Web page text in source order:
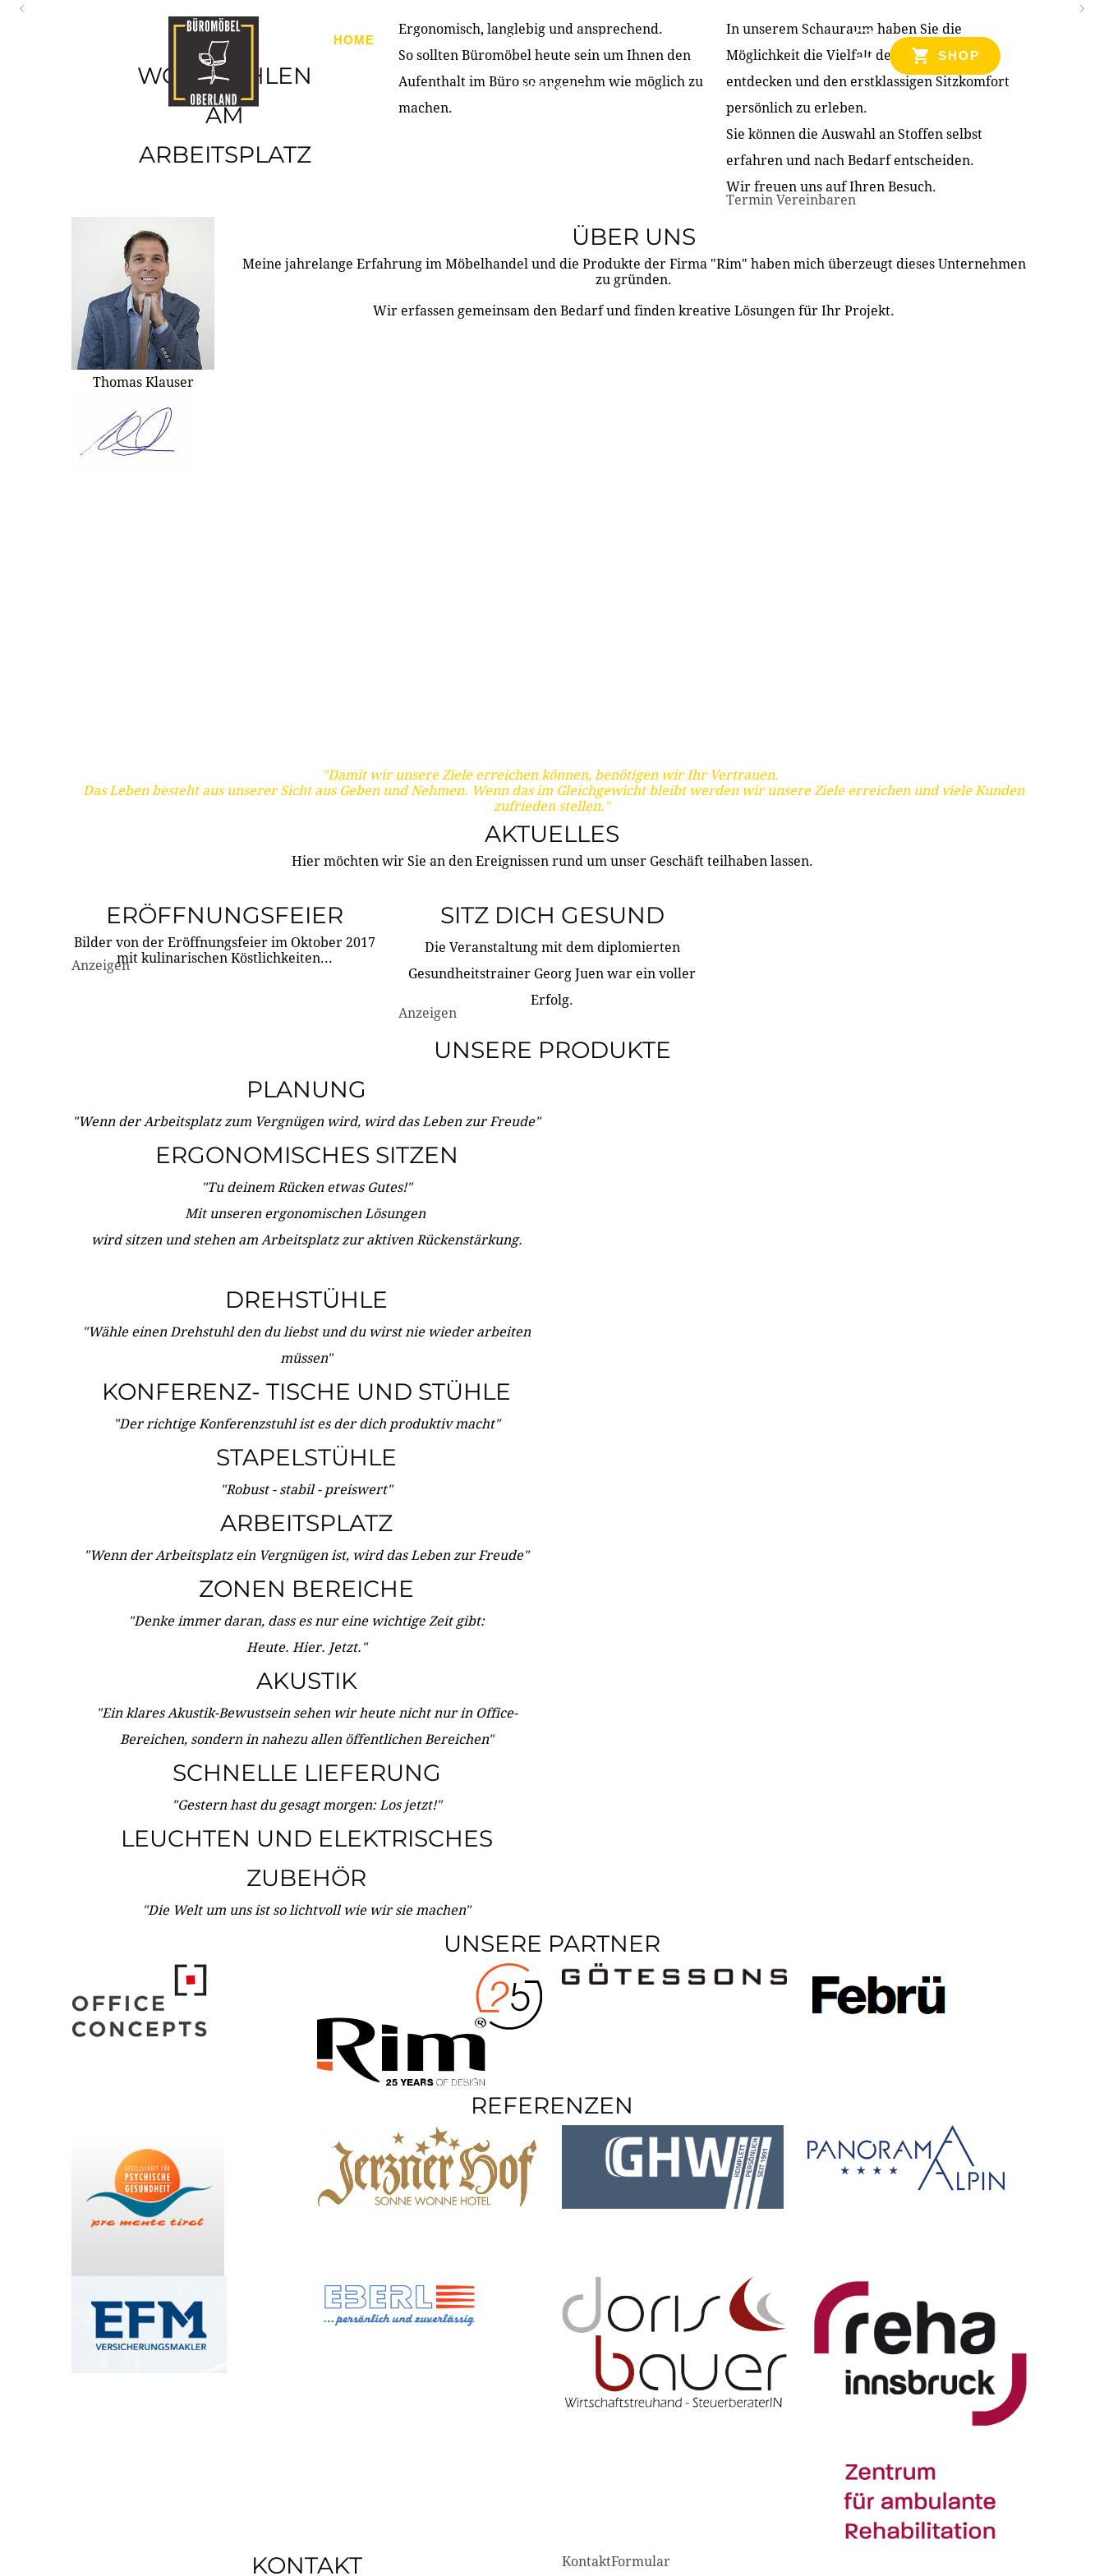
HOME PRODUKTE ÜBER UNS PARTNER & REFERENZEN
KONTAKT
SHOP
WOHLFÜHLEN
AM
ARBEITSPLATZ
Ergonomisch, langlebig und ansprechend.
So sollten Büromöbel heute sein um Ihnen den
Aufenthalt im Büro so angenehm wie möglich zu
machen.
In unserem Schauraum haben Sie die
Möglichkeit die Vielfalt der Produkte zu
entdecken und den erstklassigen Sitzkomfort
persönlich zu erleben.
Sie können die Auswahl an Stoffen selbst
erfahren und nach Bedarf entscheiden.
Wir freuen uns auf Ihren Besuch.
Termin Vereinbaren
Thomas Klauser
ÜBER UNS
Meine jahrelange Erfahrung im Möbelhandel und die Produkte der Firma "Rim" haben mich überzeugt dieses Unternehmen
zu gründen.
Wir erfassen gemeinsam den Bedarf und finden kreative Lösungen für Ihr Projekt.
"Damit wir unsere Ziele erreichen können, benötigen wir Ihr Vertrauen.
Das Leben besteht aus unserer Sicht aus Geben und Nehmen. Wenn das im Gleichgewicht bleibt werden wir unsere Ziele erreichen und viele Kunden
zufrieden stellen."
AKTUELLES
Hier möchten wir Sie an den Ereignissen rund um unser Geschäft teilhaben lassen.
ERÖFFNUNGSFEIER
Bilder von der Eröffnungsfeier im Oktober 2017
mit kulinarischen Köstlichkeiten...
Anzeigen
SITZ DICH GESUND
Die Veranstaltung mit dem diplomierten
Gesundheitstrainer Georg Juen war ein voller
Erfolg.
Anzeigen
UNSERE PRODUKTE
PLANUNG
"Wenn der Arbeitsplatz zum Vergnügen wird, wird das Leben zur Freude"
ERGONOMISCHES SITZEN
"Tu deinem Rücken etwas Gutes!"
Mit unseren ergonomischen Lösungen
wird sitzen und stehen am Arbeitsplatz zur aktiven Rückenstärkung.
DREHSTÜHLE
"Wähle einen Drehstuhl den du liebst und du wirst nie wieder arbeiten
müssen"
KONFERENZ- TISCHE UND STÜHLE
"Der richtige Konferenzstuhl ist es der dich produktiv macht"
STAPELSTÜHLE
"Robust - stabil - preiswert"
ARBEITSPLATZ
"Wenn der Arbeitsplatz ein Vergnügen ist, wird das Leben zur Freude"
ZONEN BEREICHE
"Denke immer daran, dass es nur eine wichtige Zeit gibt:
Heute. Hier. Jetzt."
AKUSTIK
"Ein klares Akustik-Bewustsein sehen wir heute nicht nur in Office-
Bereichen, sondern in nahezu allen öffentlichen Bereichen"
SCHNELLE LIEFERUNG
"Gestern hast du gesagt morgen: Los jetzt!"
LEUCHTEN UND ELEKTRISCHES
ZUBEHÖR
"Die Welt um uns ist so lichtvoll wie wir sie machen"
UNSERE PARTNER
REFERENZEN
KONTAKT KontaktFormular